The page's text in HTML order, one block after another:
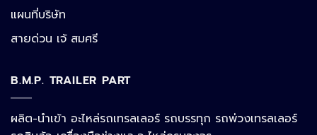
แผนที่บริษัท
สายด่วน เจ้ สมศรี
B.M.P. TRAILER PART
ผลิต-นำเข้า อะไหล่รถเทรลเลอร์ รถบรรทุก รถพ่วงเทรลเลอร์